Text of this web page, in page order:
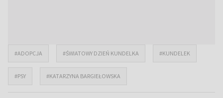
#ADOPCJA #ŚWIATOWY DZIEŃ KUNDELKA #KUNDELEK
#PSY #KATARZYNA BARGIEŁOWSKA